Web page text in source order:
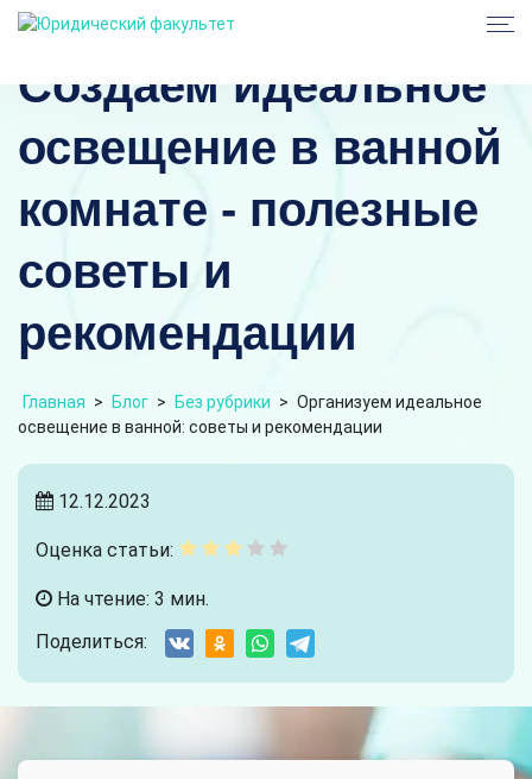
Создаем идеальное
освещение в ванной
комнате - полезные
советы и
рекомендации
Главная > Блог > Без рубрики > Организуем идеальное
освещение в ванной: советы и рекомендации
12.12.2023
Оценка статьи:
На чтение: 3 мин.
Поделиться: